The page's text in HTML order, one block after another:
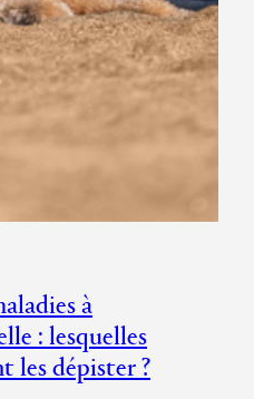
à
: lesquelles
les dépister ?